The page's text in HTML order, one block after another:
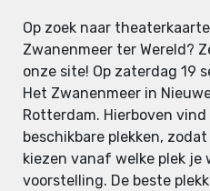
Op zoek naar
Zwanenmeer ter Wereld?
onze site! Op zaterdag 19
Het Zwanenmeer in
Rotterdam. Hierboven
beschikbare plekken,
kiezen vanaf welke plek
voorstelling. De beste